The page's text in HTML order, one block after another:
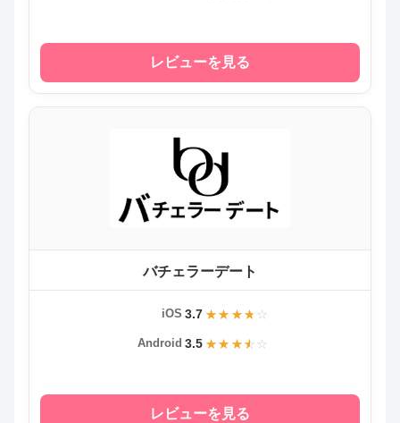
レビューを見る
バチェラーデート
iOS 3.7
Android 3.5
レビューを見る